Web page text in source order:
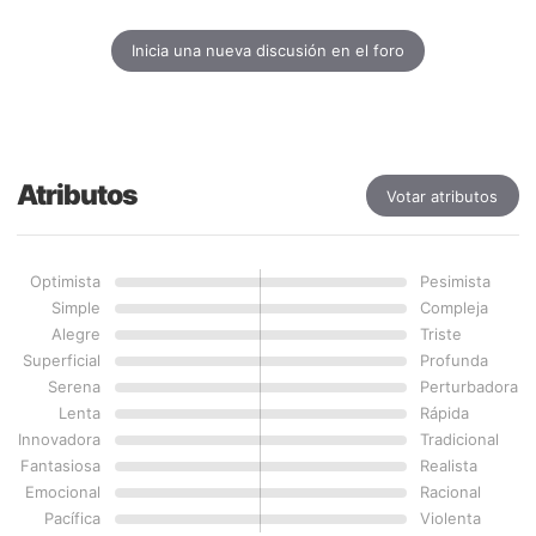
Inicia una nueva discusión en el foro
Atributos Votar atributos
Optimista
Pesimista
Simple
Compleja
Alegre
Triste
Superficial
Profunda
Serena
Perturbadora
Lenta
Rápida
Innovadora
Tradicional
Fantasiosa
Realista
Emocional
Racional
Pacífica
Violenta